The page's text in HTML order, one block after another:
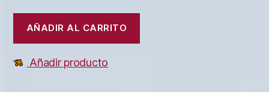
AÑADIR AL CARRITO
Añadir producto